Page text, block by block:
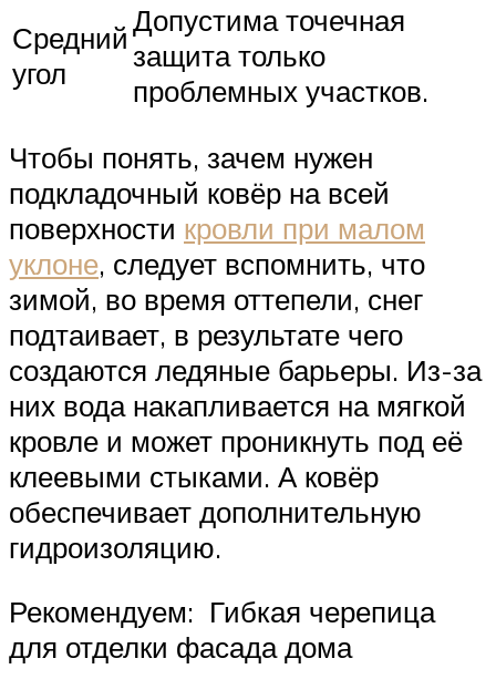
Средний
угол
Допустима точечная
защита только
проблемных участков.
Чтобы понять, зачем нужен
подкладочный ковёр на всей
поверхности кровли при малом
уклоне, следует вспомнить, что
зимой, во время оттепели, снег
подтаивает, в результате чего
создаются ледяные барьеры. Из-за
них вода накапливается на мягкой
кровле и может проникнуть под её
клеевыми стыками. А ковёр
обеспечивает дополнительную
гидроизоляцию.
Рекомендуем: Гибкая черепица
для отделки фасада дома